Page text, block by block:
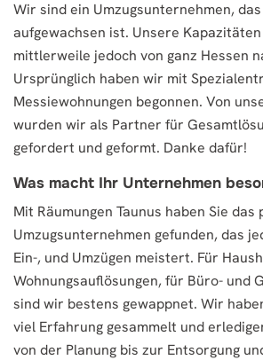
Wir sind ein Umzugsunternehmen, das
aufgewachsen ist. Unsere
mittlerweile jedoch von ganz Hessen
Ursprünglich haben wir mit
Messiewohnungen begonnen. Von
wurden wir als Partner für
gefordert und geformt. Danke dafür!
Was macht Ihr Unternehmen
Mit Räumungen Taunus haben Sie
Umzugsunternehmen gefunden, das
Ein-, und Umzügen meistert. Für
Wohnungsauflösungen, für Büro- und
sind wir bestens gewappnet. Wir
viel Erfahrung gesammelt und
von der Planung bis zur Entsorgung